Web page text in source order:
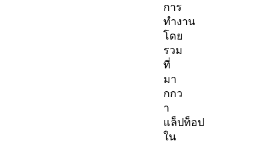
การ
ทำงาน
โดย
รวม
ที่
มา
กกว
า
แล็ปท็อป
ใน